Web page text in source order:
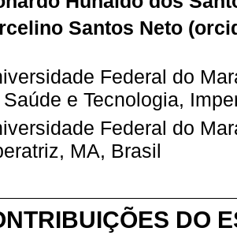
Santos Neto (
Federal do
Saúde e Tecnologia,
Federal do
MA, Brasil
DO